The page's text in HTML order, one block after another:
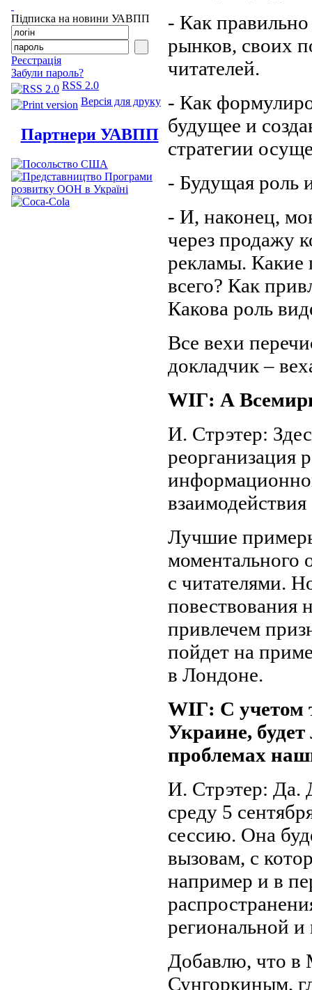
Підписка на новини УАВПП
Реєстрація
Забули пароль?
RSS 2.0
Версія для друку
Партнери УАВПП
- Как
рынков, своих
читателей.
- Как
будущее и
стратегии
- Будущая роль
- И, наконец,
через продажу
рекламы. Какие
всего? Как
Какова роль
Все вехи
докладчик –
WIГ: А
И. Стрэтер:
реорганизация
Лучшие
моментального
с читателями.
повествования
привлечем
пойдет на
в Лондоне.
WIГ: С учетом
Украине,
проблемах
И. Стрэтер: Да.
среду 5
сессию. Она
вызовам, с
например и в
региональной
Добавлю, что в
Сунгоркиным,